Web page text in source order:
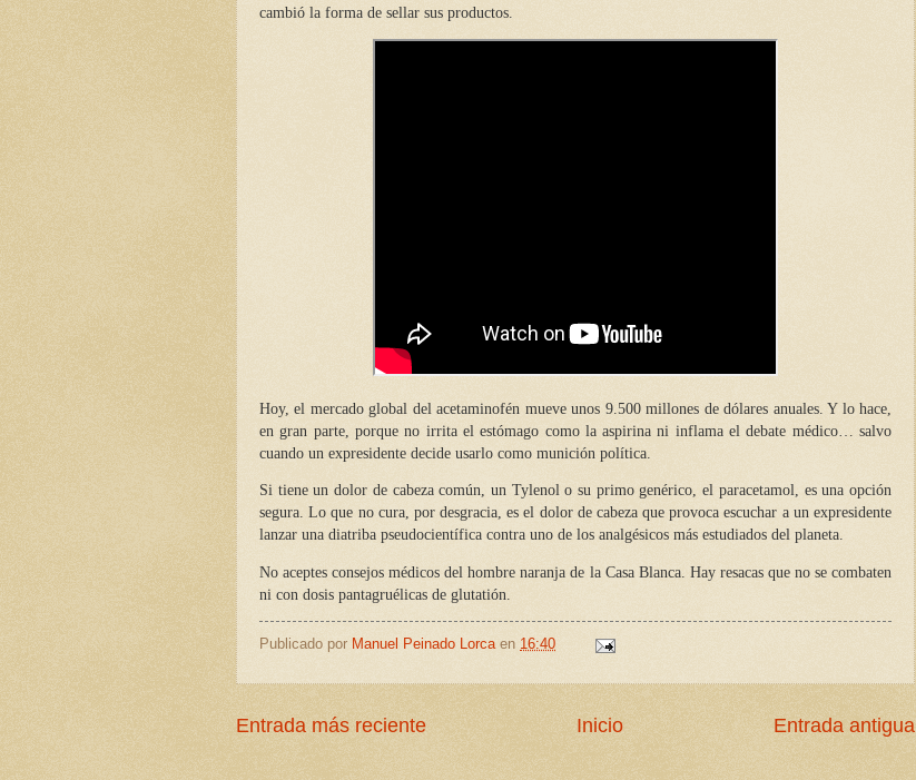
cambió la forma de sellar sus productos.
Hoy, el mercado global del acetaminofén mueve unos 9.500 millones de dólares anuales. Y lo hace,
en gran parte, porque no irrita el estómago como la aspirina ni inflama el debate médico… salvo
cuando un expresidente decide usarlo como munición política.
Si tiene un dolor de cabeza común, un Tylenol o su primo genérico, el paracetamol, es una opción
segura. Lo que no cura, por desgracia, es el dolor de cabeza que provoca escuchar a un expresidente
lanzar una diatriba pseudocientífica contra uno de los analgésicos más estudiados del planeta.
No aceptes consejos médicos del hombre naranja de la Casa Blanca. Hay resacas que no se combaten
ni con dosis pantagruélicas de glutatión.
Publicado por Manuel Peinado Lorca en 16:40
Entrada más reciente Entrada antigua
Inicio